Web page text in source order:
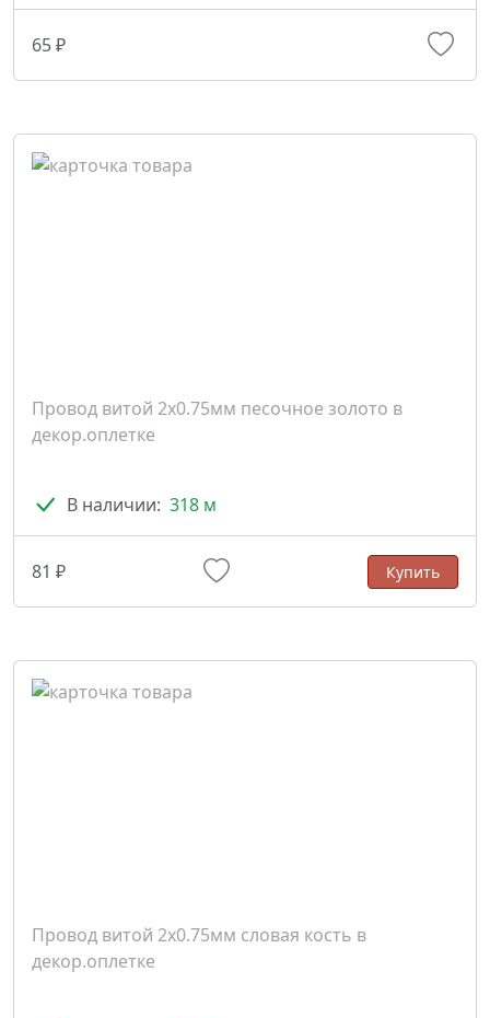
65 ₽
Провод витой 2х0.75мм песочное золото в
декор.оплетке
В наличии: 318 м
81 ₽ Купить
Провод витой 2х0.75мм словая кость в
декор.оплетке